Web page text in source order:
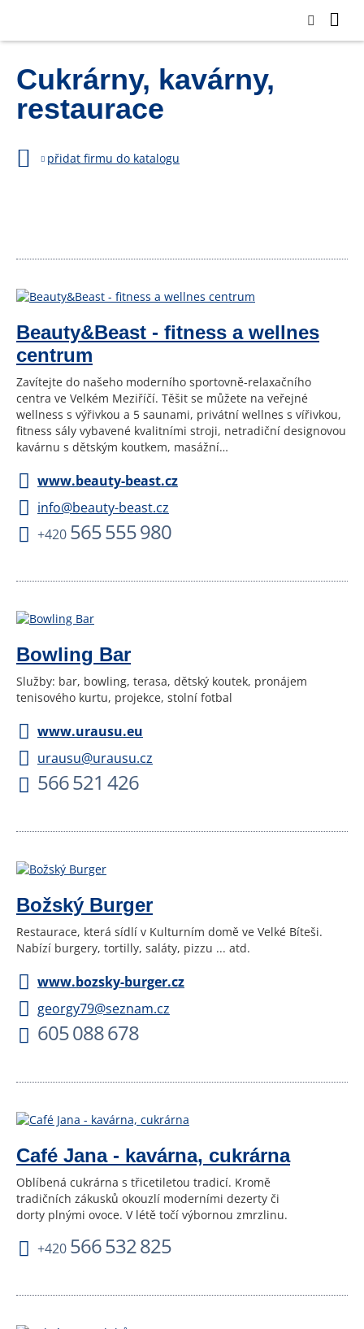
Cukrárny, kavárny,
restaurace
přidat firmu do katalogu
Beauty&Beast - fitness a wellnes
centrum
Zavítejte do našeho moderního sportovně-relaxačního
centra ve Velkém Meziříčí. Těšit se můžete na veřejné
wellness s výřivkou a 5 saunami, privátní wellnes s vířivkou,
fitness sály vybavené kvalitními stroji, netradiční designovou
kavárnu s dětským koutkem, masážní…
www.beauty-beast.cz
info@beauty-beast.cz
+420 565 555 980
Bowling Bar
Služby: bar, bowling, terasa, dětský koutek, pronájem
tenisového kurtu, projekce, stolní fotbal
www.urausu.eu
urausu@urausu.cz
566 521 426
Božský Burger
Restaurace, která sídlí v Kulturním domě ve Velké Bíteši.
Nabízí burgery, tortilly, saláty, pizzu ... atd.
www.bozsky-burger.cz
georgy79@seznam.cz
605 088 678
Café Jana - kavárna, cukrárna
Oblíbená cukrárna s třicetiletou tradicí. Kromě
tradičních zákusků okouzlí moderními dezerty či
dorty plnými ovoce. V létě točí výbornou zmrzlinu.
+420 566 532 825